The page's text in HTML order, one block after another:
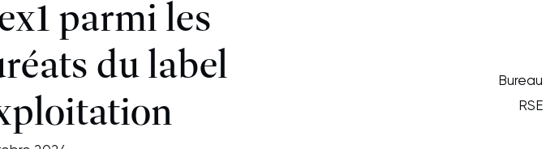
parmi les
du label
Bureau
RSE